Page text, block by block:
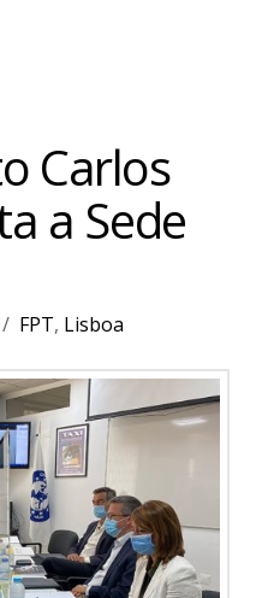
Carlos
a Sede
FPT, Lisboa